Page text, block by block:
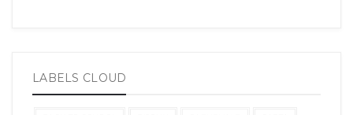
LABELS CLOUD